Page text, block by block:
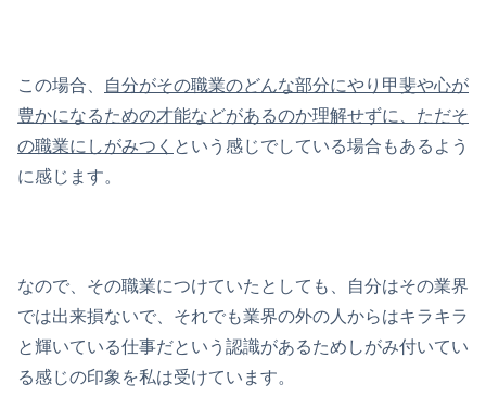
この場合、
自分がその職業のどんな部分にやり甲斐や心が
豊かになるための才能などがあるのか理解せずに、ただそ
の職業にしがみつく という感じでしている場合もあるよう
に感じます。
なので、その職業につけていたとしても、自分はその業界
では出来損ないで、それでも業界の外の人からはキラキラ
と輝いている仕事だという認識があるためしがみ付いてい
る感じの印象を私は受けています。